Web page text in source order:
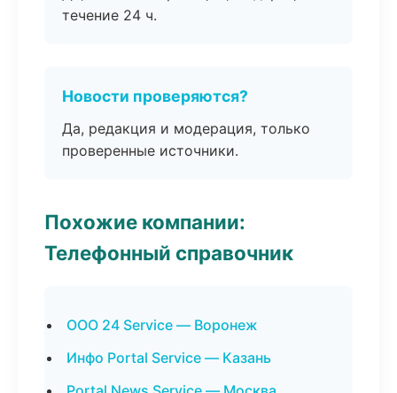
течение 24 ч.
Новости проверяются?
Да, редакция и модерация, только
проверенные источники.
Похожие компании:
Телефонный справочник
ООО 24 Service — Воронеж
Инфо Portal Service — Казань